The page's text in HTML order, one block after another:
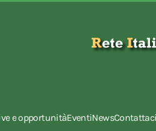
e opportunitàEventiNewsContattaci